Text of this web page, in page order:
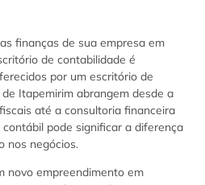
finanças de sua empresa em
de contabilidade é
por um escritório de
Itapemirim abrangem desde a
até a consultoria financeira
pode significar a diferença
nos negócios.
novo empreendimento em